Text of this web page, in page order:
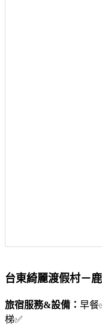
台東綺麗渡假村－
旅宿服務&設備： 早
梯✅